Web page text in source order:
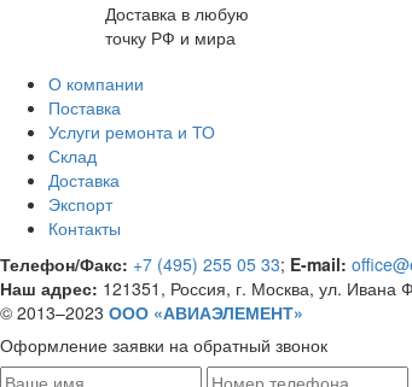
Доставка в любую
точку РФ и мира
О компании
Поставка
Услуги ремонта и ТО
Склад
Доставка
Экспорт
Контакты
Телефон/Факс: +7 (495) 255 05 33; E-mail:
Наш адрес: 121351, Россия, г. Москва, ул. Ивана
© 2013–2023 ООО «АВИАЭЛЕМЕНТ»
Оформление заявки на обратный звонок